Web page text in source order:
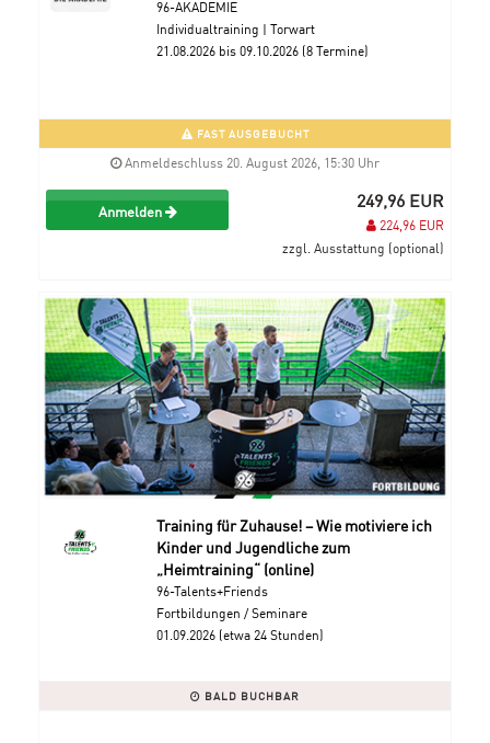
96-AKADEMIE
Individualtraining | Torwart
21.08.2026 bis 09.10.2026 (8 Termine)
FAST AUSGEBUCHT
Anmeldeschluss 20. August 2026, 15:30 Uhr
Anmelden 249,96 EUR
224,96 EUR
zzgl. Ausstattung (optional)
Training für Zuhause! – Wie motiviere ich
Kinder und Jugendliche zum
„Heimtraining“ (online)
96-Talents+Friends
Fortbildungen / Seminare
01.09.2026 (etwa 24 Stunden)
BALD BUCHBAR